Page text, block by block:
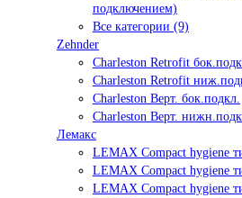
подключением)
Все категории (9)
Zehnder
Charleston Retrofit бок.подк.
Charleston Retrofit
Charleston Верт. бок.подкл.
Charleston Верт.
Лемакс
LEMAX Compact hygiene
LEMAX Compact hygiene
LEMAX Compact hygiene